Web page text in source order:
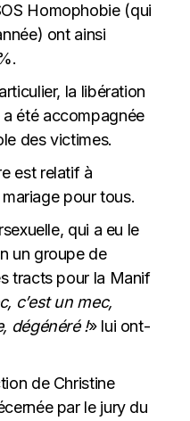
Homophobie (qui
ont ainsi
la libération
été accompagnée
des victimes.
est relatif à
pour tous.
qui a eu le
un groupe de
tracts pour la Manif
c’est un mec,
dégénéré !» lui ont-
de Christine
par le jury du